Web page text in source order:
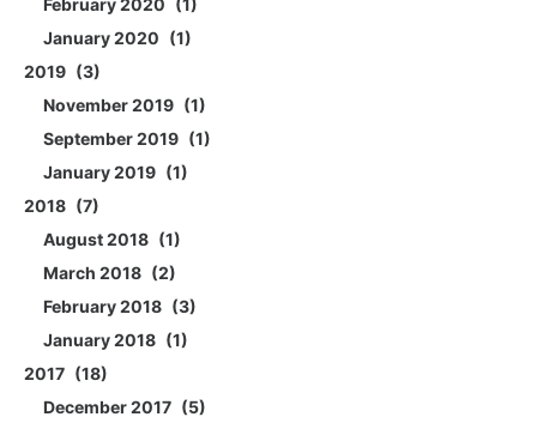
February 2020
1
January 2020
1
2019
3
November 2019
1
September 2019
1
January 2019
1
2018
7
August 2018
1
March 2018
2
February 2018
3
January 2018
1
2017
18
December 2017
5